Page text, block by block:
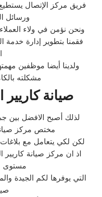
فريق مركز الإتصال يستطيع
ورسائل
ونحن نؤمن في ولاء
فقمنا بتطوير إدارة خدمة
ولدينا أيضا موظفين
مشكلته
صيانة كاريير
لذلك أصبح الافضل بين
مختص مركز
لكن لكي يتعامل مع
اذ ان مركز صيانة كاريير
مستوى
التي يوفرها لكم الجيدة